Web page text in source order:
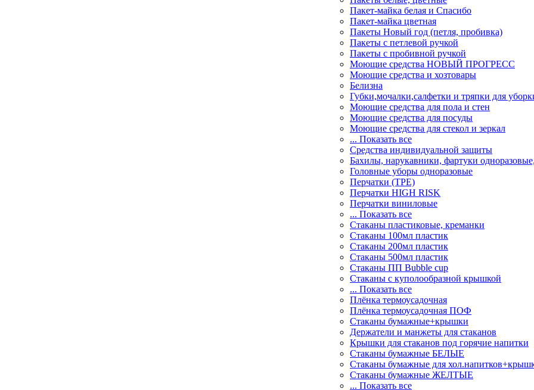
Пакет-майка белая и Спасибо
Пакет-майка цветная
Пакеты Новый год (петля, пробивка)
Пакеты с петлевой ручкой
Пакеты с пробивной ручкой
Моющие средства НОВЫЙ ПРОГРЕСС
Моющие средства и хозтовары
Белизна
Губки,мочалки,салфетки и тряпки для
Моющие средства для пола и стен
Моющие средства для посуды
Моющие средства для стекол и зеркал
... Показать все
Средства индивидуальной защиты
Бахилы, нарукавники, фартуки
Головные уборы одноразовые
Перчатки (ТРЕ)
Перчатки HIGH RISK
Перчатки виниловые
... Показать все
Стаканы пластиковые, креманки
Стаканы 100мл пластик
Стаканы 200мл пластик
Стаканы 500мл пластик
Стаканы ПП Bubble cup
Стаканы с куполообразной крышкой
... Показать все
Плёнка термоусадочная
Плёнка термоусадочная ПОФ
Стаканы бумажные+крышки
Держатели и манжеты для стаканов
Крышки для стаканов под горячие напитки
Стаканы бумажные БЕЛЫЕ
Стаканы бумажные для
Стаканы бумажные ЖЕЛТЫЕ
... Показать все